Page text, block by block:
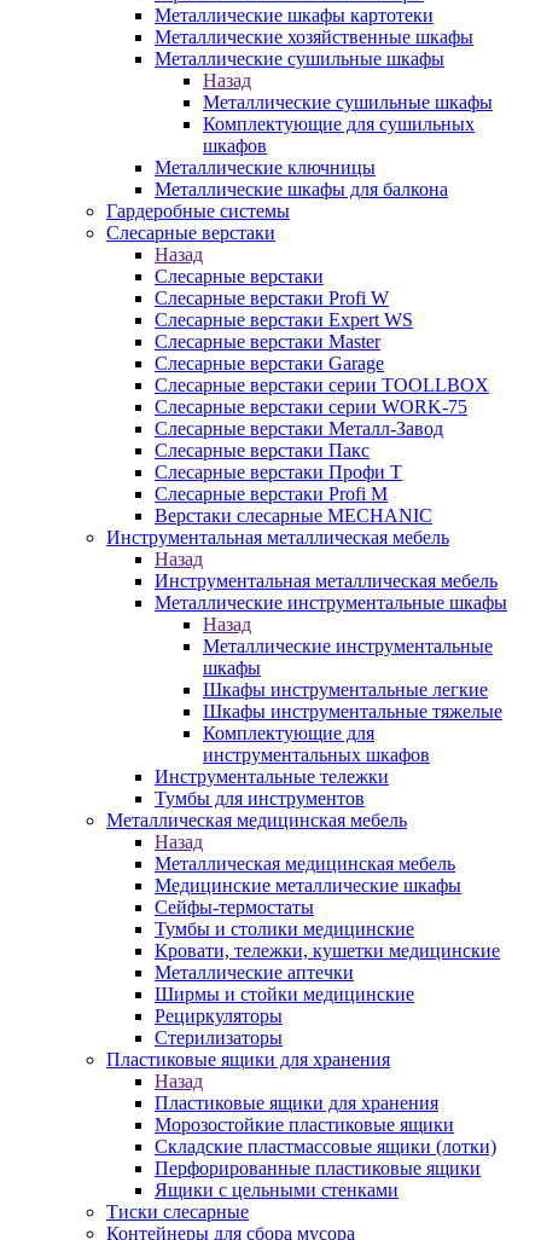
Металлические шкафы картотеки
Металлические хозяйственные шкафы
Металлические сушильные шкафы
Назад
Металлические сушильные шкафы
Комплектующие для сушильных
шкафов
Металлические ключницы
Металлические шкафы для балкона
Гардеробные системы
Слесарные верстаки
Назад
Слесарные верстаки
Слесарные верстаки Profi W
Слесарные верстаки Expert WS
Слесарные верстаки Master
Слесарные верстаки Garage
Слесарные верстаки серии TOOLLBOX
Слесарные верстаки серии WORK-75
Слесарные верстаки Металл-Завод
Слесарные верстаки Пакс
Слесарные верстаки Профи Т
Слесарные верстаки Profi M
Верстаки слесарные MECHANIC
Инструментальная металлическая мебель
Назад
Инструментальная металлическая мебель
Металлические инструментальные шкафы
Назад
Металлические инструментальные
шкафы
Шкафы инструментальные легкие
Шкафы инструментальные тяжелые
Комплектующие для
инструментальных шкафов
Инструментальные тележки
Тумбы для инструментов
Металлическая медицинская мебель
Назад
Металлическая медицинская мебель
Медицинские металлические шкафы
Сейфы-термостаты
Тумбы и столики медицинские
Кровати, тележки, кушетки медицинские
Металлические аптечки
Ширмы и стойки медицинские
Рециркуляторы
Стерилизаторы
Пластиковые ящики для хранения
Назад
Пластиковые ящики для хранения
Морозостойкие пластиковые ящики
Складские пластмассовые ящики (лотки)
Перфорированные пластиковые ящики
Ящики с цельными стенками
Тиски слесарные
Контейнеры для сбора мусора